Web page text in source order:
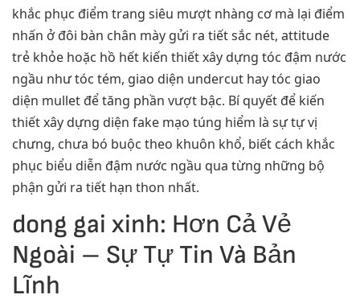
khắc phục điểm trang siêu mượt nhàng cơ mà lại điểm
nhấn ở đôi bàn chân mày gửi ra tiết sắc nét, attitude
trẻ khỏe hoặc hồ hết kiến thiết xây dựng tóc đậm nước
ngầu như tóc tém, giao diện undercut hay tóc giao
diện mullet để tăng phần vượt bậc. Bí quyết để kiến
thiết xây dựng diện fake mạo túng hiểm là sự tự vị
chưng, chưa bó buộc theo khuôn khổ, biết cách khắc
phục biểu diễn đậm nước ngầu qua từng những bộ
phận gửi ra tiết hạn thon nhất.
dong gai xinh: Hơn Cả Vẻ
Ngoài – Sự Tự Tin Và Bản
Lĩnh